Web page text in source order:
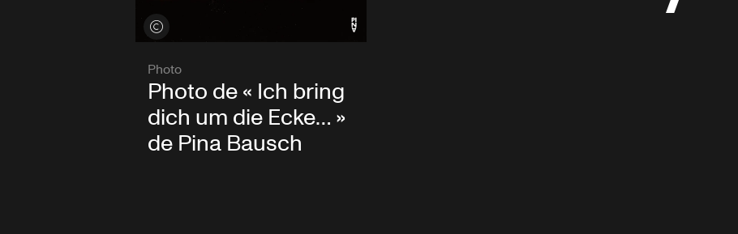
Voir les crédits
Photo
Photo de « Ich bring
dich um die Ecke… »
de Pina Bausch